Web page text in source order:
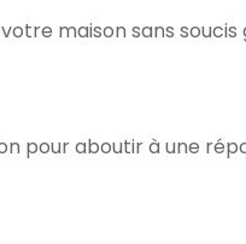
maison sans soucis
pour aboutir à une